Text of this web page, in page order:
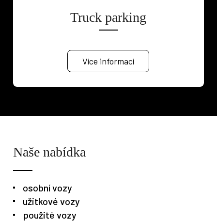
Truck parking
Více informací
Naše nabídka
osobní vozy
užitkové vozy
použité vozy